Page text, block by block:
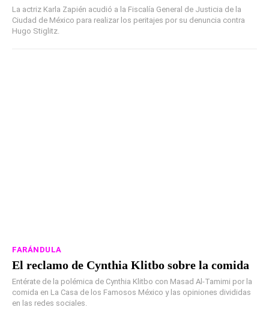
La actriz Karla Zapién acudió a la Fiscalía General de Justicia de la
Ciudad de México para realizar los peritajes por su denuncia contra
Hugo Stiglitz.
FARÁNDULA
El reclamo de Cynthia Klitbo sobre la comida
Entérate de la polémica de Cynthia Klitbo con Masad Al-Tamimi por la
comida en La Casa de los Famosos México y las opiniones divididas
en las redes sociales.